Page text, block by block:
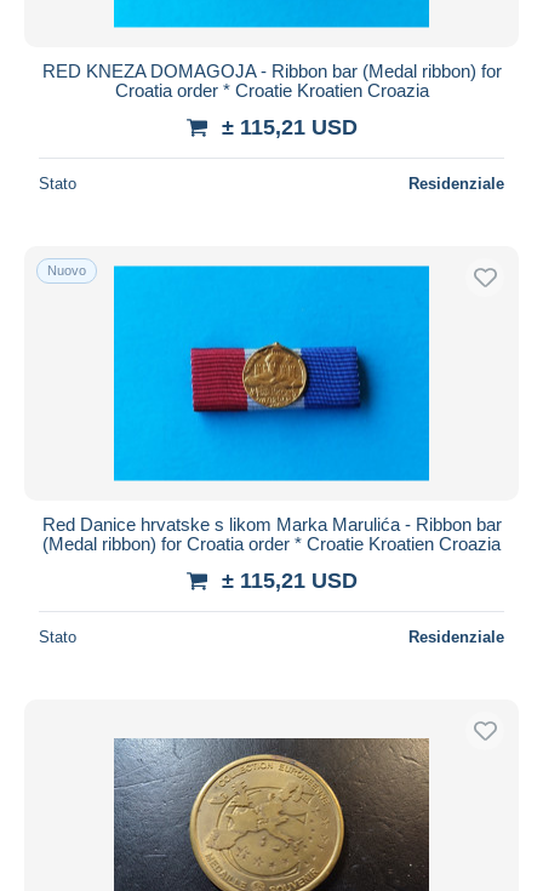
RED KNEZA DOMAGOJA - Ribbon bar (Medal ribbon) for
Croatia order * Croatie Kroatien Croazia
± 115,21 USD
Stato Residenziale
Nuovo
Red Danice hrvatske s likom Marka Marulića - Ribbon bar
(Medal ribbon) for Croatia order * Croatie Kroatien Croazia
± 115,21 USD
Stato Residenziale